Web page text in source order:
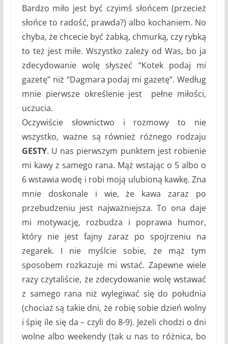
Bardzo miło jest być czyimś słońcem (przecież
słońce to radość, prawda?) albo kochaniem. No
chyba, że chcecie być żabką, chmurką, czy rybką
to też jest miłe. Wszystko zależy od Was, bo ja
zdecydowanie wolę słyszeć “Kotek podaj mi
gazetę” niż “Dagmara podaj mi gazetę”. Według
mnie pierwsze określenie jest pełne miłości,
uczucia.
Oczywiście słownictwo i rozmowy to nie
wszystko, ważne są również różnego rodzaju
GESTY. U nas pierwszym punktem jest robienie
mi kawy z samego rana. Mąż wstając o 5 albo o
6 wstawia wodę i robi moją ulubioną kawkę. Zna
mnie doskonale i wie, że kawa zaraz po
przebudzeniu jest najważniejsza. To ona daje
mi motywację, rozbudza i poprawia humor,
który nie jest fajny zaraz po spojrzeniu na
zegarek. I nie myślcie sobie, że mąż tym
sposobem rozkazuje mi wstać. Zapewne wiele
razy czytaliście, że zdecydowanie wolę wstawać
z samego rana niż wylegiwać się do południa
(chociaż są takie dni, że robię sobie dzień wolny
i śpię ile się da – czyli do 8-9). Jeżeli chodzi o dni
wolne albo weekendy (tak u nas to różnica, bo